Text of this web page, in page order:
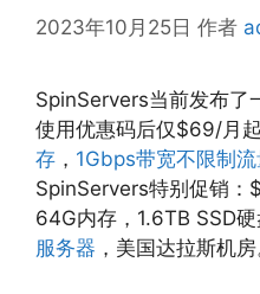
2023年10月25日 作者
SpinServers当前发布了
使用优惠码后仅$69/月
存 ， 1Gbps带宽不限制
SpinServers特别促销
64G内存，1.6TB SSD硬
服务器 ，美国达拉斯机房